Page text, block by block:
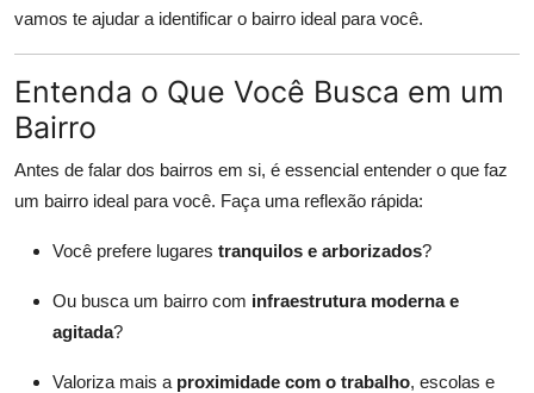
vamos te ajudar a identificar o bairro ideal para você.
Entenda o Que Você Busca em um
Bairro
Antes de falar dos bairros em si, é essencial entender o que faz
um bairro ideal para você. Faça uma reflexão rápida:
Você prefere lugares tranquilos e arborizados?
Ou busca um bairro com infraestrutura moderna e
agitada?
Valoriza mais a proximidade com o trabalho, escolas e